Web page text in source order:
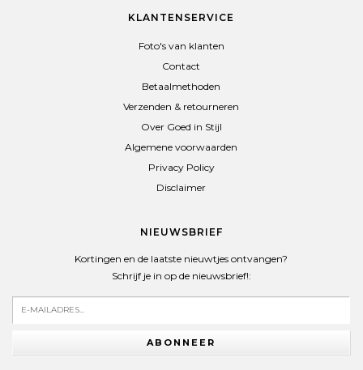
KLANTENSERVICE
Foto's van klanten
Contact
Betaalmethoden
Verzenden & retourneren
Over Goed in Stijl
Algemene voorwaarden
Privacy Policy
Disclaimer
NIEUWSBRIEF
Kortingen en de laatste nieuwtjes ontvangen?
Schrijf je in op de nieuwsbrief!:
ABONNEER